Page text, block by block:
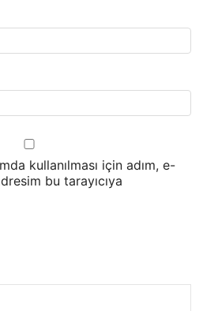
kullanılması için adım, e-
bu tarayıcıya